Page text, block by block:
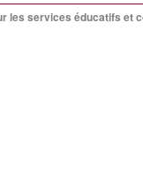
les services éducatifs et